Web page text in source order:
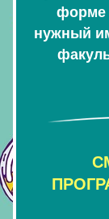
форме
нужный